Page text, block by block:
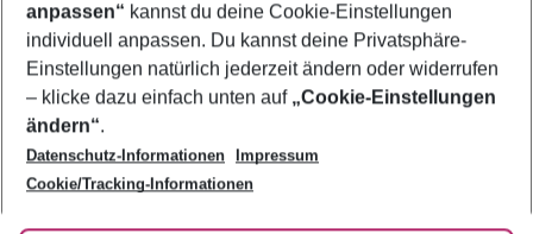
Footer
Footer navigation
Über uns
AGB
Bestpreisgarantie
Cookie-Einstellungen ändern
Cookie-Richtlinie
Agenturbetreuung
Barrierefreies Reisen
Folge uns
anpassen“ kannst du deine Cookie-Einstellungen
individuell anpassen. Du kannst deine Privatsphäre-
Einstellungen natürlich jederzeit ändern oder widerrufen
– klicke dazu einfach unten auf „Cookie-Einstellungen
ändern“.
Datenschutz-Informationen
Impressum
Cookie/Tracking-Informationen